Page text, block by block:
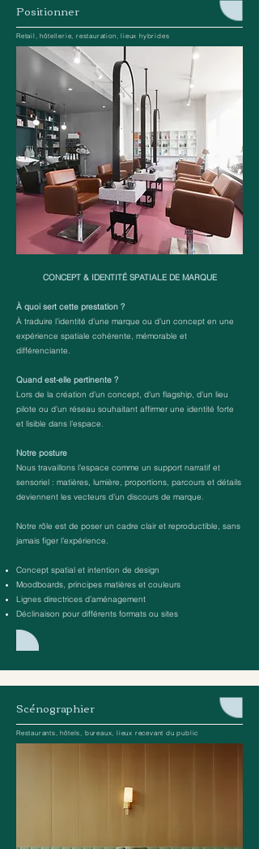
Positionner
Retail, hôtellerie, restauration, lieux hybrides
CONCEPT & IDENTITÉ SPATIALE DE MARQUE
À quoi sert cette prestation ?
À traduire l’identité d’une marque ou d’un concept en une
expérience spatiale cohérente, mémorable et
différenciante.
Quand est-elle pertinente ?
Lors de la création d’un concept, d’un flagship, d’un lieu
pilote ou d’un réseau souhaitant affirmer une identité forte
et lisible dans l’espace.
Notre posture
Nous travaillons l’espace comme un support narratif et
sensoriel : matières, lumière, proportions, parcours et détails
deviennent les vecteurs d’un discours de marque.
Notre rôle est de poser un cadre clair et reproductible, sans
jamais figer l’expérience.
Concept spatial et intention de design
Moodboards, principes matières et couleurs
Lignes directrices d’aménagement
Déclinaison pour différents formats ou sites
Scénographier
Restaurants, hôtels, bureaux, lieux recevant du public